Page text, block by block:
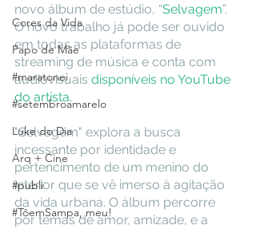
Cores da Vida
Papo de Mãe
#maratonei
#setembroamarelo
Luke do Dia
Arq + Cine
#publi
#TôemSampa, meu!
novo álbum de estúdio, “Selvagem”.
O novo trabalho já pode ser ouvido
em todas as plataformas de
streaming de música e conta com
audiovisuais disponíveis no YouTube
do artista.
"Selvagem" explora a busca
incessante por identidade e
pertencimento de um menino do
interior que se vê imerso à agitação
da vida urbana. O álbum percorre
por temas de amor, amizade, e a